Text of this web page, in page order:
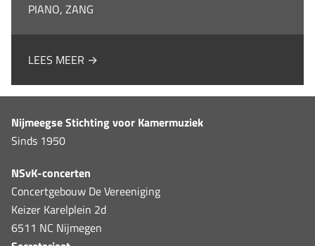
PIANO, ZANG
LEES MEER →
Nijmeegse Stichting voor Kamermuziek
Sinds 1950
NSvK-concerten
Concertgebouw De Vereeniging
Keizer Karelplein 2d
6511 NC Nijmegen